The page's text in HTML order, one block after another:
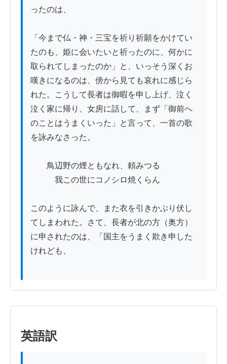
ったのは、
「今まで仏・神・三宝を祈り祈願をかけてい
たのも、姫に会いたいと祈ったのに、何かに
取られてしまったのか」と、いっそう深くお
嘆きになるのは、傍から見ても哀れに感じら
れた。こうして長者は御暇を申し上げ、泣く
泣く家に帰り、女房に話して、まず「御前へ
のことはうまくいった」と言って、一首の歌
を詠みなさった。
鳥辺野の煙ともなれ、頼みつる
我この世にコノシロ焼くらん
このように詠んで、また衣を引きかぶり伏し
てしまわれた。さて、長者が北の方（奥方）
に申されたのは、「国主をうまく欺き申した
けれども、
英語訳